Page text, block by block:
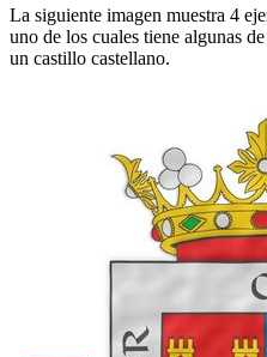
La siguiente imagen muestra 4
uno de los cuales tiene algunas
un castillo castellano.